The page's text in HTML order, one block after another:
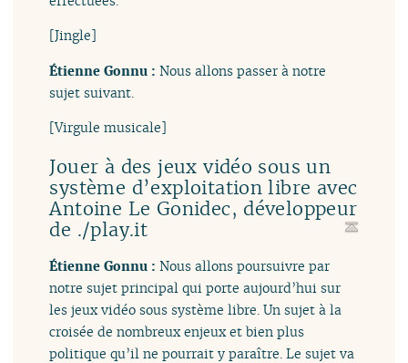
[Jingle]
Étienne Gonnu :Nous allons passer à notre
sujet suivant.
[Virgule musicale]
Jouer à des jeux vidéo sous un
système d’exploitation libre avec
Antoine Le Gonidec, développeur
de ./play.it
Étienne Gonnu :Nous allons poursuivre par
notre sujet principal qui porte aujourd’hui sur
les jeux vidéo sous système libre. Un sujet à la
croisée de nombreux enjeux et bien plus
politique qu’il ne pourrait y paraître. Le sujet va